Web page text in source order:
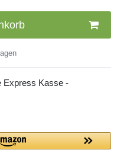
Express Kasse -